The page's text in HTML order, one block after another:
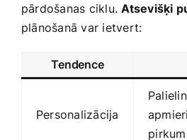
pārdošanas ciklu.Atsevišķi
plānošanā var ietvert:
Tendence
Personalizācija